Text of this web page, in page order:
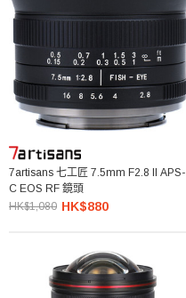
7artisans 七工匠 7.5mm F2.8 II APS-
C EOS RF 鏡頭
HK$1,080 HK$880